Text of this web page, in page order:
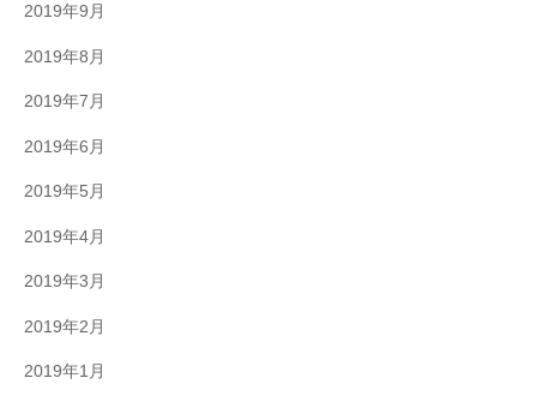
2019年9月
2019年8月
2019年7月
2019年6月
2019年5月
2019年4月
2019年3月
2019年2月
2019年1月